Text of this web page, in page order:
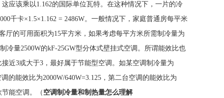
应该乘以1.162的国际单位瓦特。在这种情况下，一片的冷
千卡×1.5×1.162 = 2486W。一般情况下，家庭普通房每平米
厅的可用面积为15平方米，如果考虑每平方米所需制冷量为
冷量2500W的kF-25GW型分体式壁挂式空调。所谓能效比也
近3或大于3，最好属于节能型空调。如某空调制冷量为
的能效比为2000W/640W=3.125，第二台空调的能效比为
能空调。（ 空调制冷量和制热量怎么理解